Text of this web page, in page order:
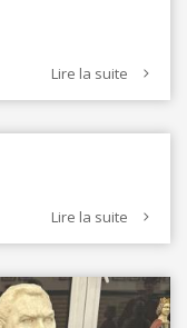
Lire la suite
Lire la suite